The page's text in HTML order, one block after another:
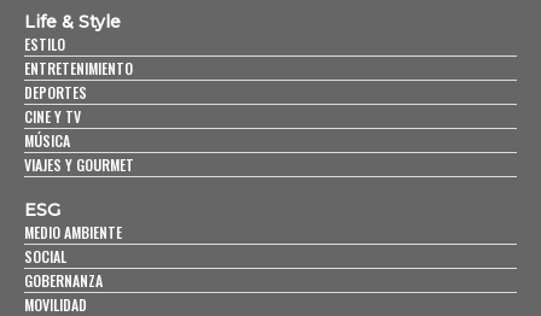
Life & Style
ESTILO
ENTRETENIMIENTO
DEPORTES
CINE Y TV
MÚSICA
VIAJES Y GOURMET
ESG
MEDIO AMBIENTE
SOCIAL
GOBERNANZA
MOVILIDAD